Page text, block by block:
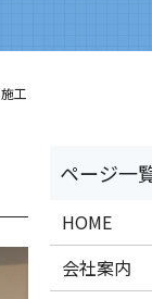
工
HOME
会社案内